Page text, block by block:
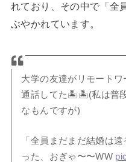
れており、その中で「全
ぶやかれています。
大学の友達がリモート
通話してた🏝🏝(私は普
なもんですが)
「全員まだまだ結婚は
った、おぎゃ〜〜WW